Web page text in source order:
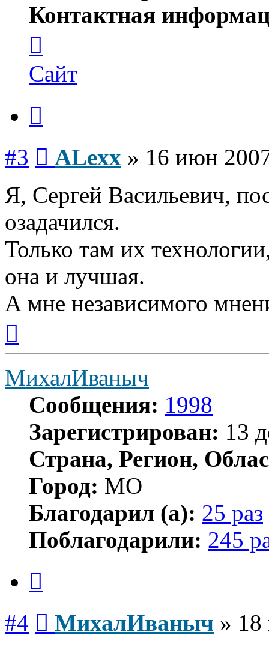
Контактная
пользователя
ALexx
Сайт
#3 ALexx » 16 июн
Я, Сергей Васильевич,
озадачился.
Только там их
она и лучшая.
А мне независимого
началу
МихалИваныч
Сообщения: 1998
Зарегистрирован: 13
Страна, Регион,
Город: МО
Благодарил (а): 25 раз
Поблагодарили: 245
#4 МихалИваныч »